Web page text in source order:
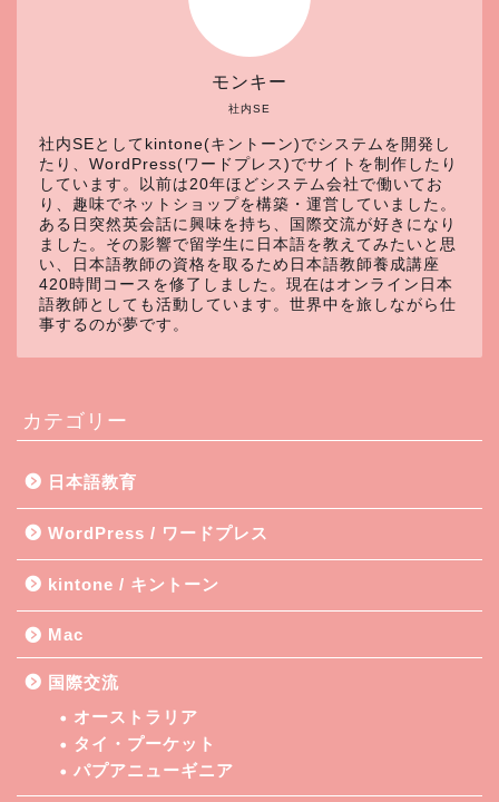
社内SE
モンキー
社内SEとしてkintone(キントーン)でシステムを開発し
たり、WordPress(ワードプレス)でサイトを制作したり
しています。以前は20年ほどシステム会社で働いてお
り、趣味でネットショップを構築・運営していました。
ある日突然英会話に興味を持ち、国際交流が好きになり
ました。その影響で留学生に日本語を教えてみたいと思
い、日本語教師の資格を取るため日本語教師養成講座
420時間コースを修了しました。現在はオンライン日本
語教師としても活動しています。世界中を旅しながら仕
事するのが夢です。
カテゴリー
日本語教育
WordPress / ワードプレス
kintone / キントーン
Mac
国際交流
オーストラリア
タイ・プーケット
パプアニューギニア